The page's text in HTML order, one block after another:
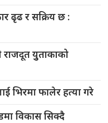
ढृढ र सक्रिय छ :
युुताकाको
भिरमा फालेर हत्या गरे
विकास सिक्दै